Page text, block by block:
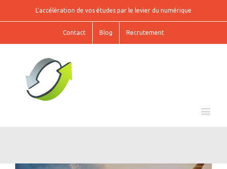
L'accélération de vos études par le levier du numérique
Contact Blog Recrutement